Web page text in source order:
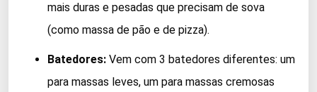
mais duras e pesadas que precisam de sova
(como massa de pão e de pizza).
Batedores: Vem com 3 batedores diferentes: um
para massas leves, um para massas cremosas